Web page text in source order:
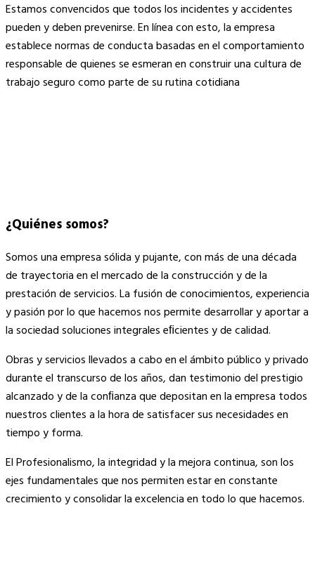
Estamos convencidos que todos los incidentes y accidentes
pueden y deben prevenirse. En línea con esto, la empresa
establece normas de conducta basadas en el comportamiento
responsable de quienes se esmeran en construir una cultura de
trabajo seguro como parte de su rutina cotidiana
¿Quiénes somos?
Somos una empresa sólida y pujante, con más de una década
de trayectoria en el mercado de la construcción y de la
prestación de servicios. La fusión de conocimientos, experiencia
y pasión por lo que hacemos nos permite desarrollar y aportar a
la sociedad soluciones integrales eﬁcientes y de calidad.
Obras y servicios llevados a cabo en el ámbito público y privado
durante el transcurso de los años, dan testimonio del prestigio
alcanzado y de la conﬁanza que depositan en la empresa todos
nuestros clientes a la hora de satisfacer sus necesidades en
tiempo y forma.
El Profesionalismo, la integridad y la mejora continua, son los
ejes fundamentales que nos permiten estar en constante
crecimiento y consolidar la excelencia en todo lo que hacemos.